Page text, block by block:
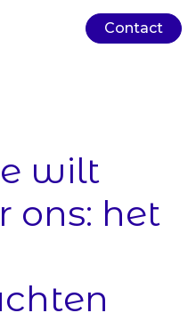
Contact
wilt
ons: het